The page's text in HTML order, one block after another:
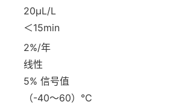
20μL/L
＜15min
2%/年
线性
5% 信号值
（-40～60） ℃